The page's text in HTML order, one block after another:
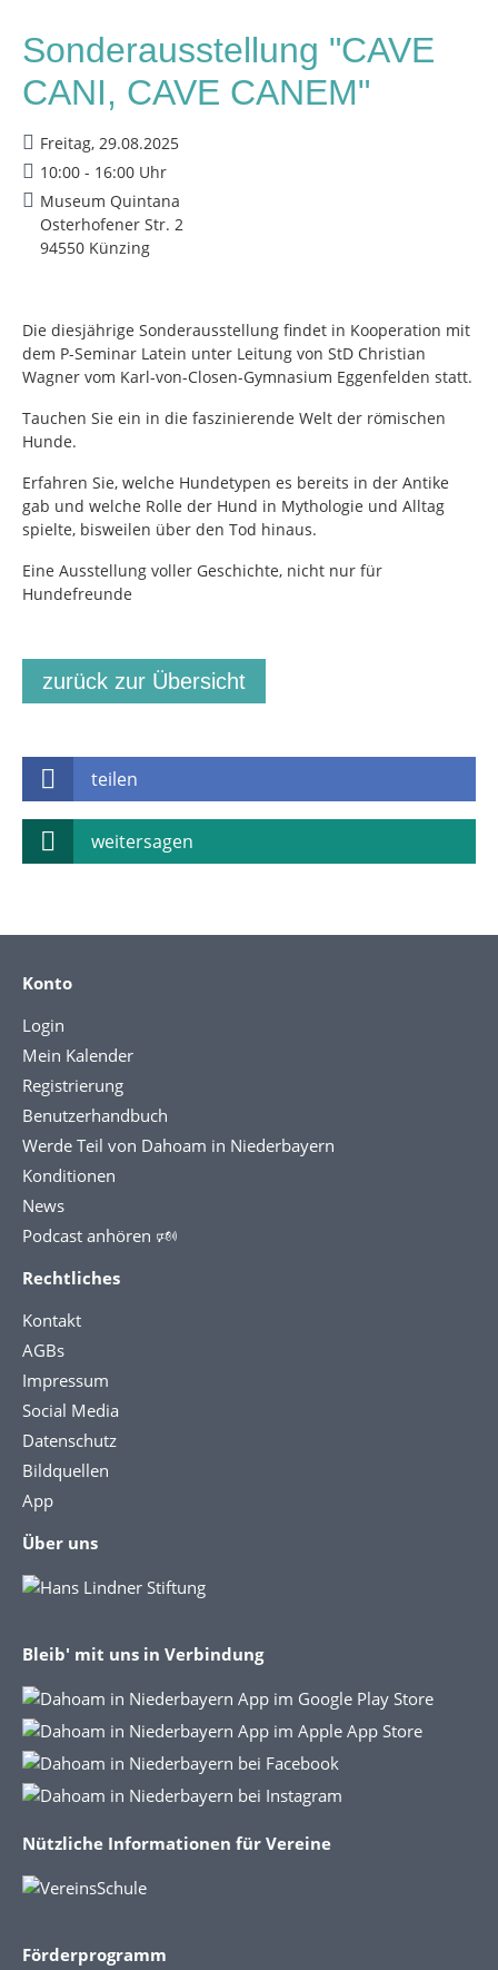
Sonderausstellung "CAVE
CANI, CAVE CANEM"
Freitag, 29.08.2025
10:00 - 16:00 Uhr
Museum Quintana
Osterhofener Str. 2
94550 Künzing
Die diesjährige Sonderausstellung findet in Kooperation mit
dem P-Seminar Latein unter Leitung von StD Christian
Wagner vom Karl-von-Closen-Gymnasium Eggenfelden statt.
Tauchen Sie ein in die faszinierende Welt der römischen
Hunde.
Erfahren Sie, welche Hundetypen es bereits in der Antike
gab und welche Rolle der Hund in Mythologie und Alltag
spielte, bisweilen über den Tod hinaus.
Eine Ausstellung voller Geschichte, nicht nur für
Hundefreunde
zurück zur Übersicht
teilen
weitersagen
Konto
Login
Mein Kalender
Registrierung
Benutzerhandbuch
Werde Teil von Dahoam in Niederbayern
Konditionen
News
Podcast anhören 🕬
Rechtliches
Kontakt
AGBs
Impressum
Social Media
Datenschutz
Bildquellen
App
Über uns
Bleib' mit uns in Verbindung
Nützliche Informationen für Vereine
Förderprogramm